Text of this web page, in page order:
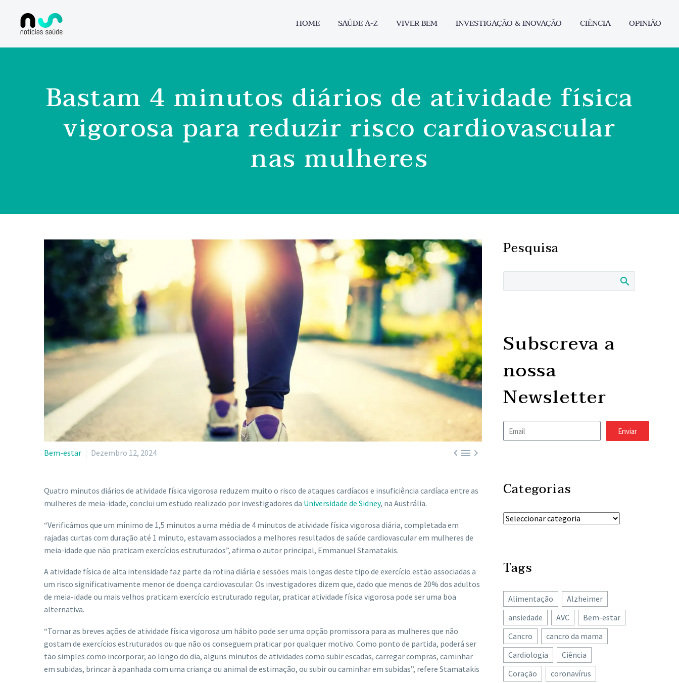
HOME SAÚDE A-Z VIVER BEM INVESTIGAÇÃO & INOVAÇÃO CIÊNCIA OPINIÃO
Bastam 4 minutos diários de atividade física
vigorosa para reduzir risco cardiovascular
nas mulheres

Bem-estar Dezembro 12, 2024
Quatro minutos diários de atividade física vigorosa reduzem muito o risco de ataques cardíacos e insuficiência cardíaca entre as
mulheres de meia-idade, conclui um estudo realizado por investigadores da Universidade de Sidney, na Austrália.
“Verificámos que um mínimo de 1,5 minutos a uma média de 4 minutos de atividade física vigorosa diária, completada em
rajadas curtas com duração até 1 minuto, estavam associados a melhores resultados de saúde cardiovascular em mulheres de
meia-idade que não praticam exercícios estruturados”, afirma o autor principal, Emmanuel Stamatakis.
A atividade física de alta intensidade faz parte da rotina diária e sessões mais longas deste tipo de exercício estão associadas a
um risco significativamente menor de doença cardiovascular. Os investigadores dizem que, dado que menos de 20% dos adultos
de meia-idade ou mais velhos praticam exercício estruturado regular, praticar atividade física vigorosa pode ser uma boa
alternativa.
“Tornar as breves ações de atividade física vigorosa um hábito pode ser uma opção promissora para as mulheres que não
gostam de exercícios estruturados ou que não os conseguem praticar por qualquer motivo. Como ponto de partida, poderá ser
tão simples como incorporar, ao longo do dia, alguns minutos de atividades como subir escadas, carregar compras, caminhar
em subidas, brincar à apanhada com uma criança ou animal de estimação, ou subir ou caminhar em subidas”, refere Stamatakis
Pesquisa
Subscreva a
nossa
Newsletter
Enviar
Categorias
Tags
Alimentação
Alzheimer
ansiedade
AVC
Bem-estar
Cancro
cancro da mama
Cardiologia
Ciência
Coração
coronavírus